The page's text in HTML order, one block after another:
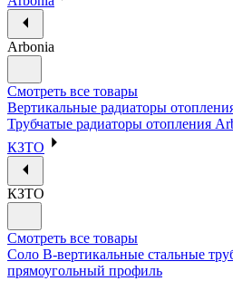
Arbonia
Смотреть все товары
Вертикальные радиаторы
Трубчатые радиаторы отопления
КЗТО
КЗТО
Смотреть все товары
Соло В-вертикальные стальные
прямоугольный профиль